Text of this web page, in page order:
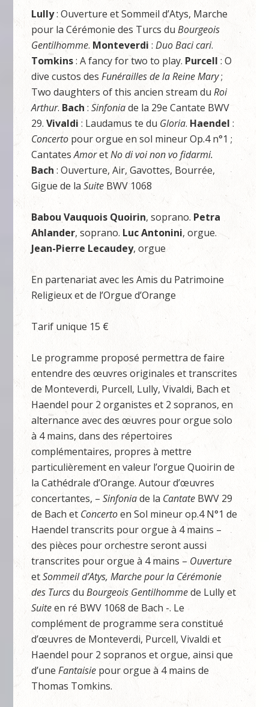
Lully: Ouverture et Sommeil d’Atys, Marche
pour la Cérémonie des Turcs duBourgeois
Gentilhomme. Monteverdi :Duo Baci cari.
Tomkins: A fancy for two to play. Purcell : O
dive custos desFunérailles de la Reine Mary;
Two daughters of this ancien stream duRoi
Arthur. Bach :Sinfoniade la 29e Cantate BWV
29.Vivaldi : Laudamus te du Gloria. Haendel :
Concerto pour orgue en sol mineur Op.4 n°1 ;
CantatesAmoretNo di voi non vo fidarmi.
Bach : Ouverture, Air, Gavottes, Bourrée,
Gigue de laSuite BWV 1068
Babou Vauquois Quoirin, soprano. Petra
Ahlander, soprano. Luc Antonini, orgue.
Jean-Pierre Lecaudey, orgue
En partenariat avec les Amis du Patrimoine
Religieux et de l’Orgue d’Orange
Tarif unique 15 €
Le programme proposé permettra de faire
entendre des œuvres originales et transcrites
de Monteverdi, Purcell, Lully, Vivaldi, Bach et
Haendel pour 2 organistes et 2 sopranos, en
alternance avec des œuvres pour orgue solo
à 4 mains, dans des répertoires
complémentaires, propres à mettre
particulièrement en valeur l’orgue Quoirin de
la Cathédrale d’Orange. Autour d’œuvres
concertantes, –Sinfoniade la Cantate BWV 29
de Bach et Concertoen Sol mineur op.4 N°1 de
Haendel transcrits pour orgue à 4 mains –
des pièces pour orchestre seront aussi
transcrites pour orgue à 4 mains – Ouverture
etSommeil d’Atys, Marche pour la Cérémonie
des TurcsduBourgeois Gentilhommede Lully et
Suiteen ré BWV 1068 de Bach -. Le
complément de programme sera constitué
d’œuvres de Monteverdi, Purcell, Vivaldi et
Haendel pour 2 sopranos et orgue, ainsi que
d’uneFantaisie pour orgue à 4 mains de
Thomas Tomkins.